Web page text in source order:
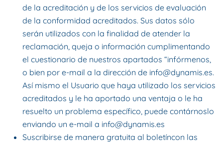
de la acreditación y de los servicios de evaluación
de la conformidad acreditados. Sus datos sólo
serán utilizados con la finalidad de atender la
reclamación, queja o información cumplimentando
el cuestionario de nuestros apartados “infórmenos,
o bien por e-mail a la dirección de info@dynamis.es.
Así mismo el Usuario que haya utilizado los servicios
acreditados y le ha aportado una ventaja o le ha
resuelto un problema específico, puede contárnoslo
enviando un e-mail a info@dynamis.es
Suscribirse de manera gratuita al boletíncon las